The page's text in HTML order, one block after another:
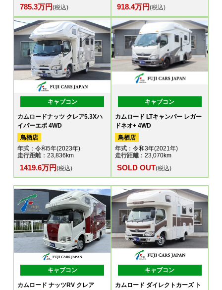
785.3万円(税込) 918.4万円(税込)
キャブコン
カムロードナッツ クレア5.3Xハ
イパーエボ 4WD
鳥栖店
年式 ：令和5年(2023年)
走行距離：23,836km
1419.6万円(税込)
キャブコン
カムロード LTキャンパー レガー
ドネオ+ 4WD
鳥栖店
年式：令和3年(2021年)
走行距離：23,070km
SOLD OUT(税込)
キャブコン
カムロード ナッツRV クレア
キャブコン
カムロード ダイレクトカーズ ト